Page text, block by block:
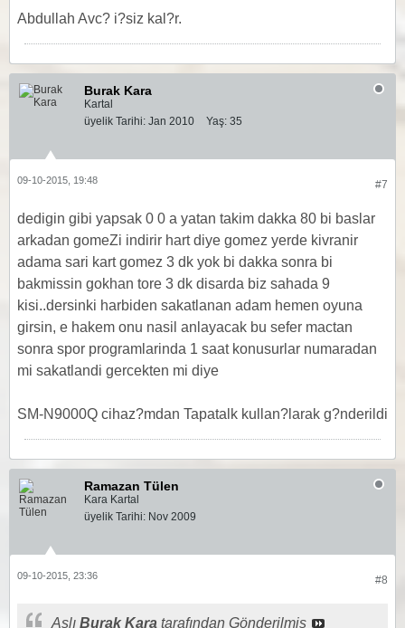
Abdullah Avc? i?siz kal?r.
Burak Kara
Kartal
üyelik Tarihi: Jan 2010 Yaş: 35
#7
09-10-2015, 19:48
dedigin gibi yapsak 0 0 a yatan takim dakka 80 bi baslar
arkadan gomeZi indirir hart diye gomez yerde kivranir
adama sari kart gomez 3 dk yok bi dakka sonra bi
bakmissin gokhan tore 3 dk disarda biz sahada 9
kisi..dersinki harbiden sakatlanan adam hemen oyuna
girsin, e hakem onu nasil anlayacak bu sefer mactan
sonra spor programlarinda 1 saat konusurlar numaradan
mi sakatlandi gercekten mi diye
SM-N9000Q cihaz?mdan Tapatalk kullan?larak g?nderildi
Ramazan Tülen
Kara Kartal
üyelik Tarihi: Nov 2009
#8
09-10-2015, 23:36
Aslı Burak Kara tarafından Gönderilmiş